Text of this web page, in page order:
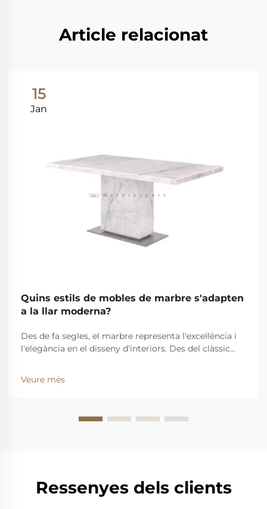
Article relacionat
15
Jan
Quins estils de mobles de marbre s'adapten
a la llar moderna?
Des de fa segles, el marbre representa l'excel·lència i
l'elegància en el disseny d'interiors. Des del clàssic
fonamental del sector. A Fuhua Marble Expert, creem
mobles de marbre que combinen el millor del vell
Veure més
Ressenyes dels clients